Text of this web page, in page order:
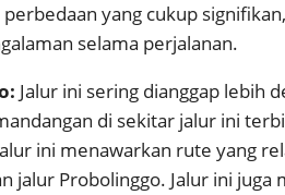
yang cukup
selama perjalanan.
Jalur ini sering dianggap lebih
di sekitar jalur ini
ini menawarkan rute yang
jalur Probolinggo. Jalur ini